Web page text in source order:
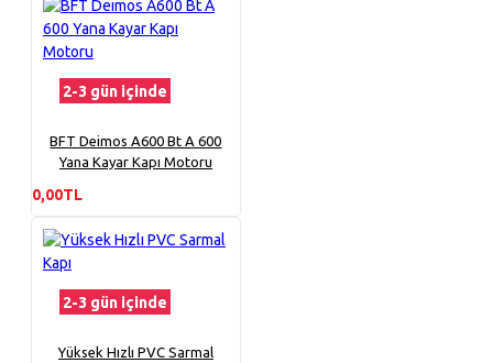
2-3 gün içinde
BFT Deimos A600 Bt A 600
Yana Kayar Kapı Motoru
0,00TL
2-3 gün içinde
Yüksek Hızlı PVC Sarmal